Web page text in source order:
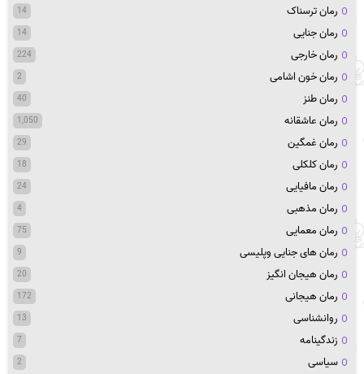
رمان ترسناک 14
رمان جنایی 14
رمان خارجی 224
رمان خون اشامی 2
رمان طنز 40
رمان عاشقانه 1,050
رمان غمگین 29
رمان کلکلی 18
رمان مافیایی 24
رمان مذهبی 4
رمان معمایی 75
رمان های جنایی وپلیسی 9
رمان هیجان انگیز 20
رمان هیجانی 172
روانشناسی 13
زندگینامه 7
سیاسی 2